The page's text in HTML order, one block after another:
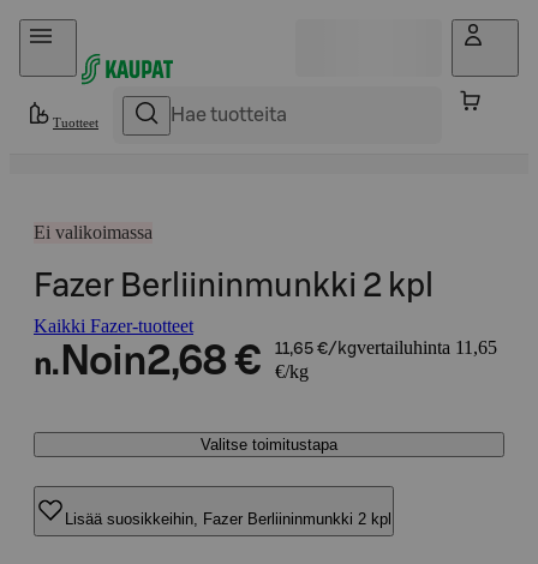
Hyppää sisältöön
Tuotteet
Ei valikoimassa
Fazer Berliininmunkki 2 kpl
Kaikki Fazer-tuotteet
n. Noin2,68 € 11,65 €/kgvertailuhinta 11,65
€/kg
Valitse toimitustapa
Lisää suosikkeihin, Fazer Berliininmunkki 2 kpl